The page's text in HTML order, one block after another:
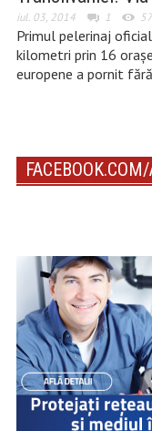
iul. 03, 2014 1
Primul pelerinaj
kilometri prin 16
europene a pornit